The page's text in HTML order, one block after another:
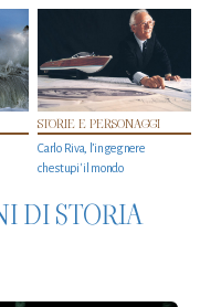
STORIE E PERSONAGGI
Carlo Riva, l’ingegnere
che stupi' il mondo
DI STORIA